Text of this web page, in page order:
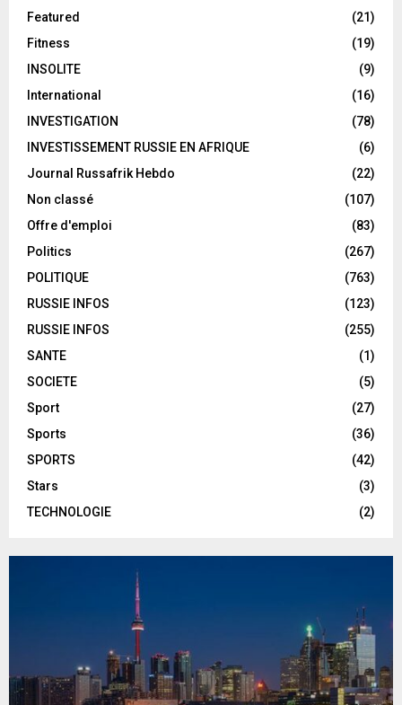
Featured
(21)
Fitness
(19)
INSOLITE
(9)
International
(16)
INVESTIGATION
(78)
INVESTISSEMENT RUSSIE EN AFRIQUE
(6)
Journal Russafrik Hebdo
(22)
Non classé
(107)
Offre d'emploi
(83)
Politics
(267)
POLITIQUE
(763)
RUSSIE INFOS
(123)
RUSSIE INFOS
(255)
SANTE
(1)
SOCIETE
(5)
Sport
(27)
Sports
(36)
SPORTS
(42)
Stars
(3)
TECHNOLOGIE
(2)